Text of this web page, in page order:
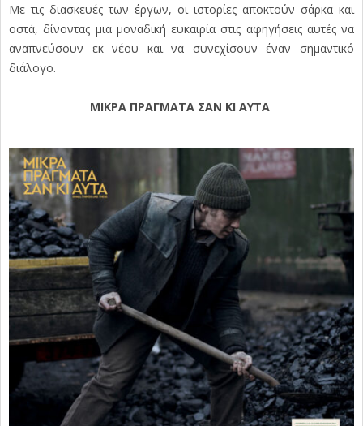
Με τις διασκευές των έργων, οι ιστορίες αποκτούν σάρκα και
οστά, δίνοντας μια μοναδική ευκαιρία στις αφηγήσεις αυτές να
αναπνεύσουν εκ νέου και να συνεχίσουν έναν σημαντικό
διάλογο.
ΜΙΚΡΑ ΠΡΑΓΜΑΤΑ ΣΑΝ ΚΙ ΑΥΤΑ